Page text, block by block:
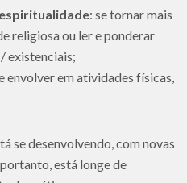
: se tornar mais
religiosa ou ler e ponderar
existenciais;
envolver em atividades físicas,
se desenvolvendo, com novas
está longe de